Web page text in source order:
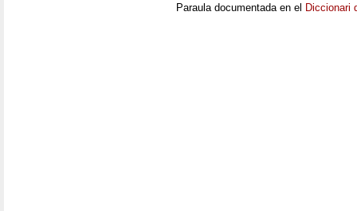
Paraula documentada en el Diccionari